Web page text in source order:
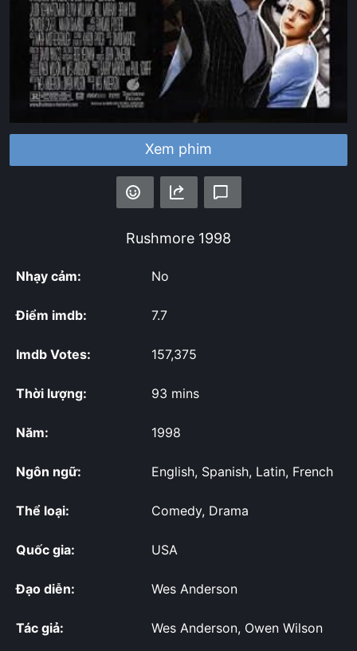
Xem phim
Rushmore 1998
Nhạy cảm: No
Điểm imdb: 7.7
Imdb Votes: 157,375
Thời lượng: 93 mins
Năm: 1998
Ngôn ngữ: English, Spanish, Latin, French
Thể loại: Comedy, Drama
Quốc gia: USA
Đạo diễn: Wes Anderson
Tác giả: Wes Anderson, Owen Wilson